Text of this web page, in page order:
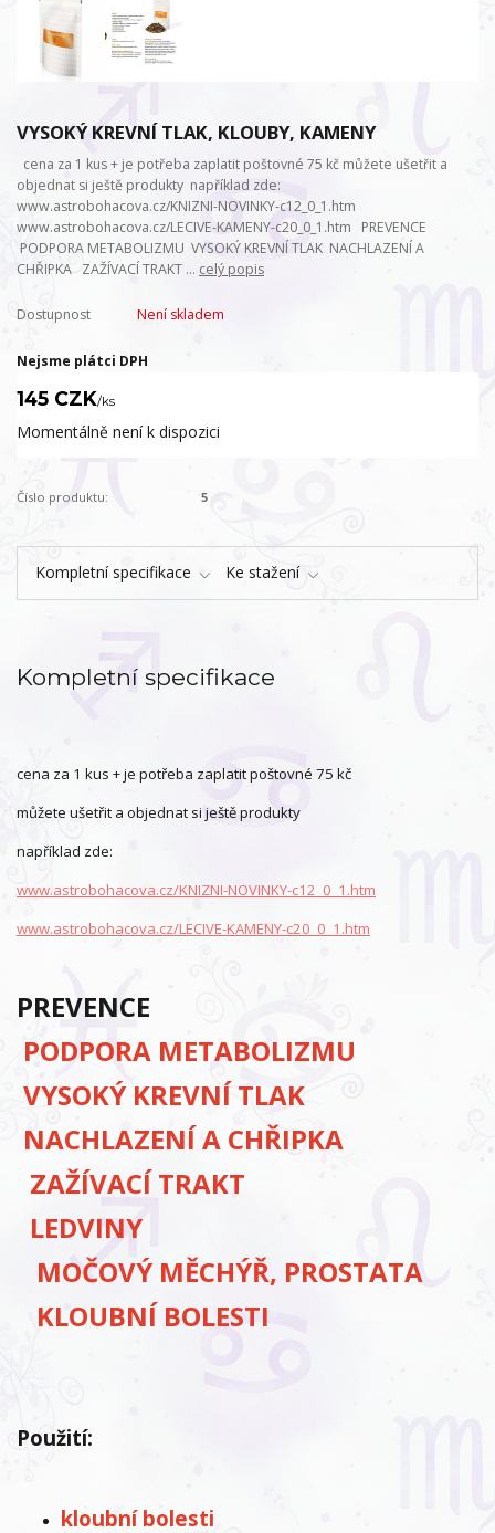
VYSOKÝ KREVNÍ TLAK, KLOUBY, KAMENY
cena za 1 kus + je potřeba zaplatit poštovné 75 kč můžete ušetřit a
objednat si ještě produkty například zde:
www.astrobohacova.cz/KNIZNI-NOVINKY-c12_0_1.htm
www.astrobohacova.cz/LECIVE-KAMENY-c20_0_1.htm PREVENCE
PODPORA METABOLIZMU VYSOKÝ KREVNÍ TLAK NACHLAZENÍ A
CHŘIPKA ZAŽÍVACÍ TRAKT ... celý popis
Dostupnost Není skladem
Nejsme plátci DPH
145 CZK/ks
Momentálně není k dispozici
Číslo produktu: 5
Kompletní specifikace Ke stažení
Kompletní specifikace
cena za 1 kus + je potřeba zaplatit poštovné 75 kč
můžete ušetřit a objednat si ještě produkty
například zde:
www.astrobohacova.cz/KNIZNI-NOVINKY-c12_0_1.htm
www.astrobohacova.cz/LECIVE-KAMENY-c20_0_1.htm
PREVENCE
PODPORA METABOLIZMU
VYSOKÝ KREVNÍ TLAK
NACHLAZENÍ A CHŘIPKA
ZAŽÍVACÍ TRAKT
LEDVINY
MOČOVÝ MĚCHÝŘ, PROSTATA
KLOUBNÍ BOLESTI
Použití:
kloubní bolesti